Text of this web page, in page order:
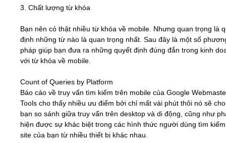
3. Chất lượng từ khóa
Bạn nên có thật nhiều từ khóa về mobile. Nhưng quan trọng là
định những từ nào là quan trọng nhất. Sau đây là một số
pháp giúp bạn đưa ra những quyết định đúng đắn trong kinh
với từ khóa về mobile.
Count of Queries by Platform
Báo cáo về truy vấn tìm kiếm trên mobile của Google
Tools cho thấy nhiều ưu điểm bởi chỉ mất vài phút thôi nó sẽ
bạn so sánh giữa truy vấn trên desktop và di động, cũng như
hiện được sự khác biệt trong các hình thức người dùng tìm
site của bạn từ nhiều thiết bị khác nhau.